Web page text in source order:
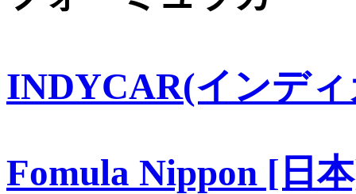
INDYCAR(インデ
Fomula Nippon [日